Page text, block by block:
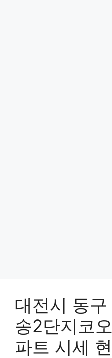
대전시 동
송2단지코
파트 시세